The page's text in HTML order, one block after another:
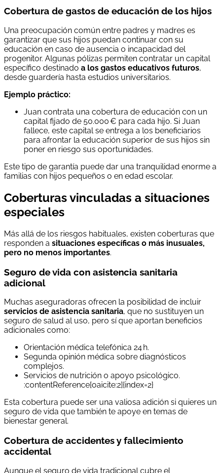
Cobertura de gastos de educación de los hijos
Una preocupación común entre padres y madres es
garantizar que sus hijos puedan continuar con su
educación en caso de ausencia o incapacidad del
progenitor. Algunas pólizas permiten contratar un capital
específico destinado a los gastos educativos futuros,
desde guardería hasta estudios universitarios.
Ejemplo práctico:
Juan contrata una cobertura de educación con un
capital fijado de 50.000 € para cada hijo. Si Juan
fallece, este capital se entrega a los beneficiarios
para afrontar la educación superior de sus hijos sin
poner en riesgo sus oportunidades.
Este tipo de garantía puede dar una tranquilidad enorme a
familias con hijos pequeños o en edad escolar.
Coberturas vinculadas a situaciones
especiales
Más allá de los riesgos habituales, existen coberturas que
responden a situaciones específicas o más inusuales,
pero no menos importantes.
Seguro de vida con asistencia sanitaria
adicional
Muchas aseguradoras ofrecen la posibilidad de incluir
servicios de asistencia sanitaria, que no sustituyen un
seguro de salud al uso, pero sí que aportan beneficios
adicionales como:
Orientación médica telefónica 24 h.
Segunda opinión médica sobre diagnósticos
complejos.
Servicios de nutrición o apoyo psicológico.
:contentReference[oaicite:2]{index=2}
Esta cobertura puede ser una valiosa adición si quieres un
seguro de vida que también te apoye en temas de
bienestar general.
Cobertura de accidentes y fallecimiento
accidental
Aunque el seguro de vida tradicional cubre el